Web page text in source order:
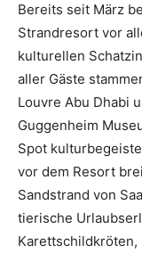
Bereits seit März
Strandresort vor
kulturellen
aller Gäste
Louvre Abu Dhabi
Guggenheim
Spot
vor dem Resort
Sandstrand von
tierische
Karettschildkröten,